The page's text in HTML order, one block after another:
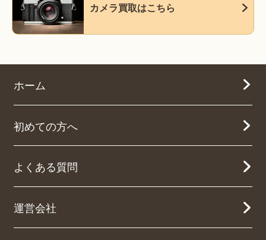
カメラ買取はこちら
ホーム
初めての方へ
よくある質問
運営会社